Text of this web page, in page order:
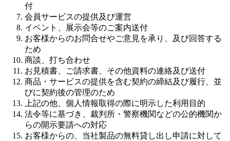
付
会員サービスの提供及び運営
イベント、展示会等のご案内送付
お客様からのお問合せやご意見を承り、及び回答する
ため
商談、打ち合わせ
お見積書、ご請求書、その他資料の連絡及び送付
商品・サービスの提供を含む契約の締結及び履行、並
びに契約後の管理のため
上記の他、個人情報取得の際に明示した利用目的
法令等に基づき、裁判所・警察機関などの公的機関か
らの開示要請への対応
お客様からの、当社製品の無料貸し出し申請に対して